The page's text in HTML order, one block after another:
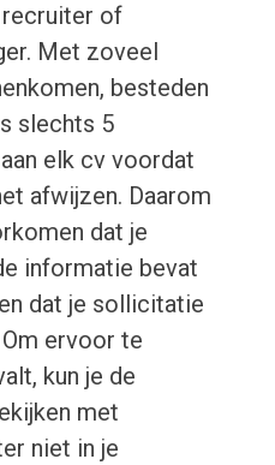
recruiter of
Met zoveel
besteden
slechts 5
elk cv voordat
afwijzen. Daarom
dat je
informatie bevat
dat je sollicitatie
ervoor te
kun je de
met
niet in je